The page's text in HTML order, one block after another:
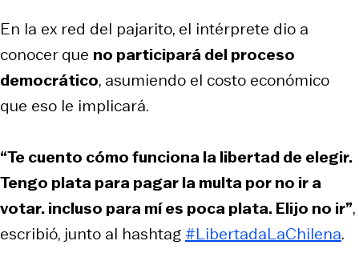
En la ex red del pajarito, el intérprete dio a
conocer que no participará del proceso
democrático, asumiendo el costo económico
que eso le implicará.
“Te cuento cómo funciona la libertad de elegir.
Tengo plata para pagar la multa por no ir a
votar. incluso para mí es poca plata. Elijo no ir”,
escribió, junto al hashtag #LibertadaLaChilena.